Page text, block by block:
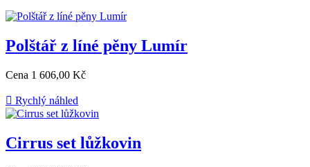
Polštář z líné pěny Lumír
Cena 1 606,00 Kč
 Rychlý náhled
Cirrus set lůžkovin